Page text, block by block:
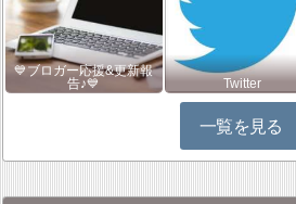
💙ブロガー応援&更新報
告♪💙
Twitter
一覧を見る